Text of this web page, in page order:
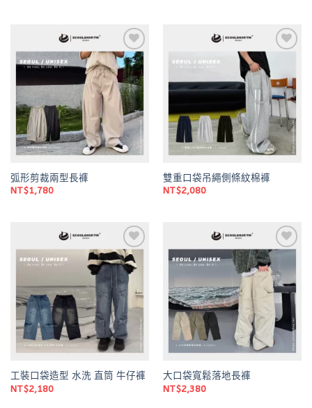
Add to
wishlist
弧形剪裁兩型長褲
NT$1,780
wishlist
雙重口袋吊繩側條紋棉褲
NT$2,080
Add to
wishlist
工裝口袋造型 水洗 直筒 牛仔褲
NT$2,180
Add to
wishlist
大口袋寬鬆落地長褲
NT$2,380